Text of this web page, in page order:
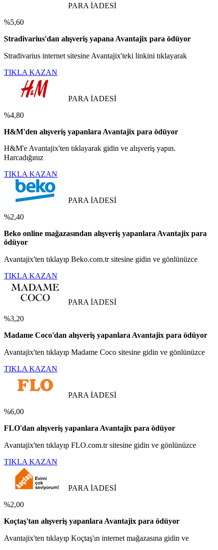
PARA İADESİ
%5,60
Stradivarius'dan alışveriş yapana Avantajix para ödüyor
Stradivarius internet sitesine Avantajix'teki linkini tıklayarak
TIKLA KAZAN
PARA İADESİ
%4,80
H&M'den alışveriş yapanlara Avantajix para ödüyor
H&M'e Avantajix'ten tıklayarak gidin ve alışveriş yapın.
Harcadığınız
TIKLA KAZAN
PARA İADESİ
%2,40
Beko online mağazasından alışveriş yapanlara Avantajix para
ödüyor
Avantajix'ten tıklayıp Beko.com.tr sitesine gidin ve gönlünüzce
TIKLA KAZAN
PARA İADESİ
%3,20
Madame Coco'dan alışveriş yapanlara Avantajix para ödüyor
Avantajix'ten tıklayıp Madame Coco sitesine gidin ve gönlünüzce
TIKLA KAZAN
PARA İADESİ
%6,00
FLO'dan alışveriş yapanlara Avantajix para ödüyor
Avantajix'ten tıklayıp FLO.com.tr sitesine gidin ve gönlünüzce
TIKLA KAZAN
PARA İADESİ
%2,00
Koçtaş'tan alışveriş yapanlara Avantajix para ödüyor
Avantajix'ten tıklayıp Koçtaş'ın internet mağazasına gidin ve